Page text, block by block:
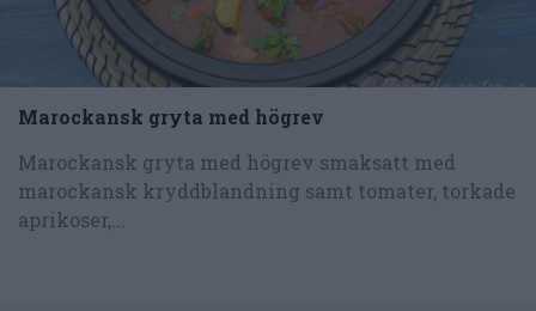
Marockansk gryta med högrev
Marockansk gryta med högrev smaksatt med
marockansk kryddblandning samt tomater, torkade
aprikoser,...